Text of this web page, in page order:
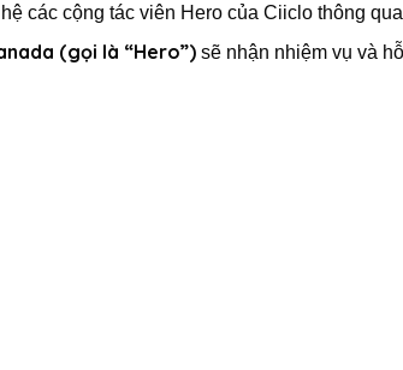
các cộng tác viên Hero của Ciiclo thông
(gọi là “Hero”) sẽ nhận nhiệm vụ và